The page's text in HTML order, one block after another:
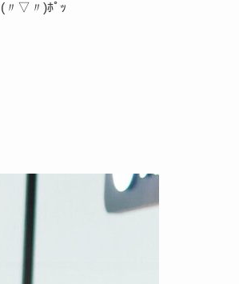
〃▽〃)ﾎﾟｯ